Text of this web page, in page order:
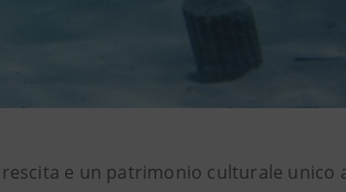
e un patrimonio culturale unico